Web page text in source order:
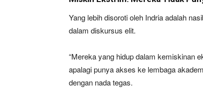
Yang lebih disoroti oleh Indria adalah
dalam diskursus elit.
“Mereka yang hidup dalam kemiskinan
apalagi punya akses ke lembaga
dengan nada tegas.